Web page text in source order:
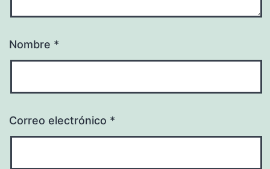
Nombre *
Correo electrónico *